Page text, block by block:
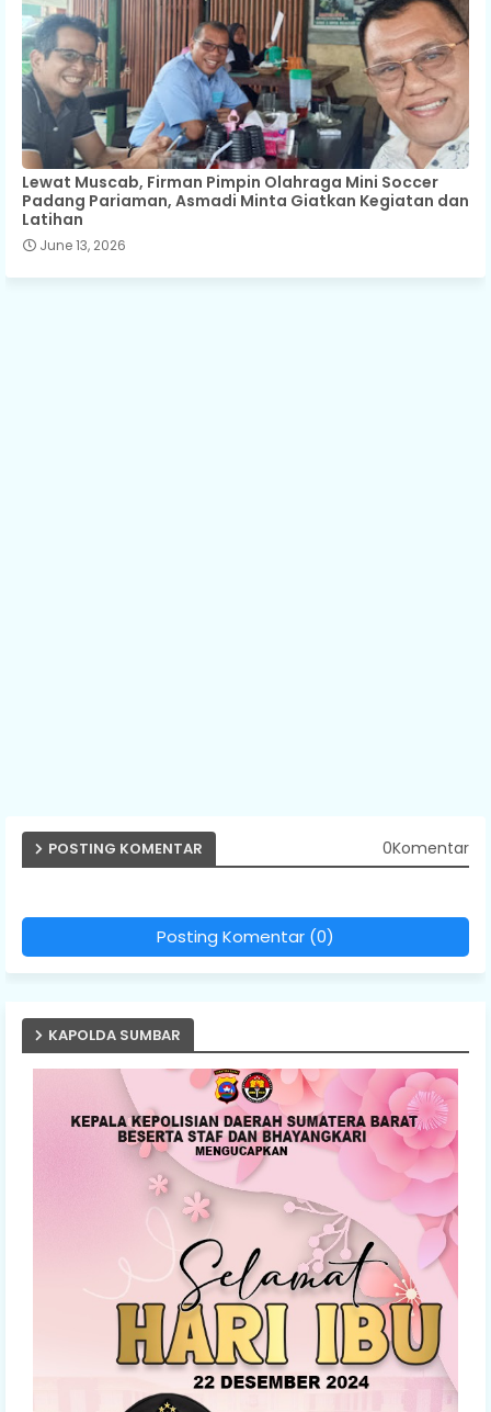
Lewat Muscab, Firman Pimpin Olahraga Mini Soccer
Padang Pariaman, Asmadi Minta Giatkan Kegiatan dan
Latihan
June 13, 2026
POSTING KOMENTAR 0Komentar
Posting Komentar (0)
KAPOLDA SUMBAR